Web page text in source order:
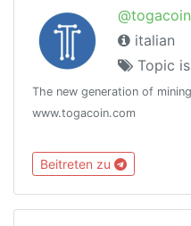
italian
Topic
The new generation of
www.togacoin.com
Beitreten zu